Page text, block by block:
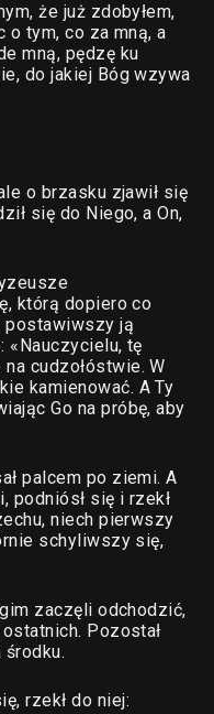
że już zdobyłem,
o tym, co za mną, a
mną, pędzę ku
do jakiej Bóg wzywa
o brzasku zjawił się
się do Niego, a On,
którą dopiero co
postawiwszy ją
«Nauczycielu, tę
cudzołóstwie. W
kamienować. A Ty
Go na próbę, aby
palcem po ziemi. A
podniósł się i rzekł
niech pierwszy
schyliwszy się,
zaczęli odchodzić,
Pozostał
rzekł do niej: